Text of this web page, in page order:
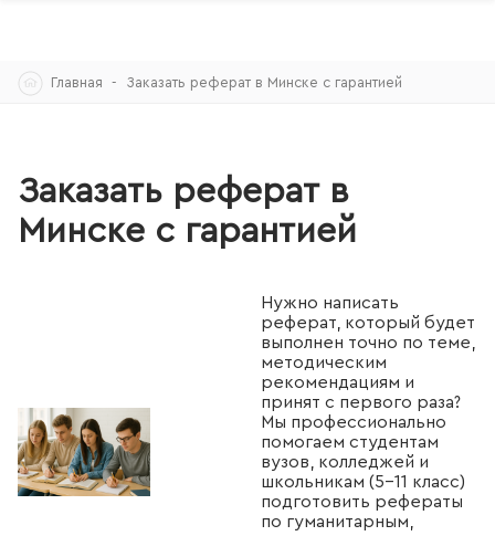
Skip
Главная Заказать реферат в Минске с гарантией
Заказать реферат в
Минске с гарантией
Нужно написать
реферат, который будет
выполнен точно по теме,
методическим
рекомендациям и
принят с первого раза?
Мы профессионально
помогаем студентам
вузов, колледжей и
школьникам (5–11 класс)
подготовить рефераты
по гуманитарным,